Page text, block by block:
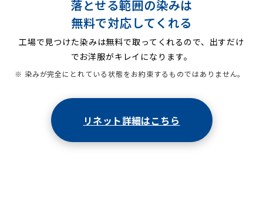
落とせる範囲の染みは
無料で対応してくれる
工場で見つけた染みは無料で取ってくれるので、出すだけ
でお洋服がキレイになります。
※ 染みが完全にとれている状態をお約束するものではありません。
リネット詳細はこちら